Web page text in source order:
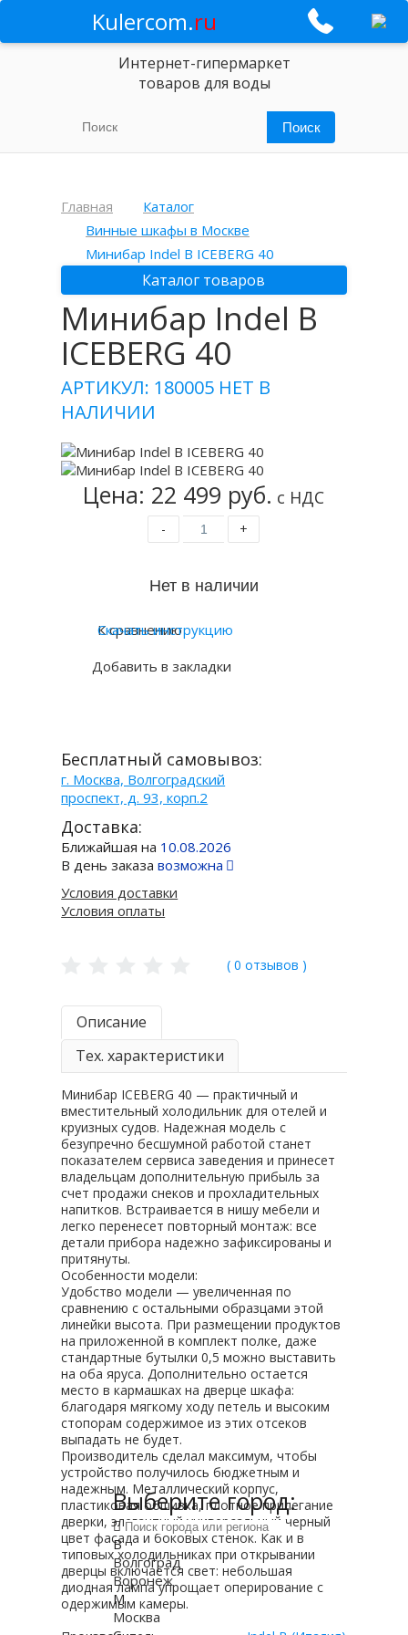
Kulercom.ru
Интернет-гипермаркет
товаров для воды
Главная
Каталог
Винные шкафы в Москве
Минибар Indel В ICEBERG 40
Каталог товаров
Минибар Indel В
ICEBERG 40
АРТИКУЛ: 180005 НЕТ В
НАЛИЧИИ
Цена: 22 499 руб. с НДС
- +
К сравнению
Добавить в закладки
Скачать инструкцию
Бесплатный самовывоз:
г. Москва, Волгоградский
проспект, д. 93, корп.2
Доставка:
Ближайшая на 10.08.2026
В день заказавозможна
Условия доставки
Условия оплаты
( 0 отзывов )
Описание
Тех. характеристики
Минибар ICEBERG 40 — практичный и
вместительный холодильник для отелей и
круизных судов. Надежная модель с
безупречно бесшумной работой станет
показателем сервиса заведения и принесет
владельцам дополнительную прибыль за
счет продажи снеков и прохладительных
напитков. Встраивается в нишу мебели и
легко перенесет повторный монтаж: все
детали прибора надежно зафиксированы и
притянуты.
Особенности модели:
Удобство модели — увеличенная по
сравнению с остальными образцами этой
линейки высота. При размещении продуктов
на приложенной в комплект полке, даже
стандартные бутылки 0,5 можно выставить
на оба яруса. Дополнительно остается
место в кармашках на дверце шкафа:
благодаря мягкому ходу петель и высоким
стопорам содержимое из этих отсеков
выпадать не будет.
Производитель сделал максимум, чтобы
устройство получилось бюджетным и
надежным. Металлический корпус,
пластиковая обшивка, плотное прилегание
дверки, элегантный универсальный черный
цвет фасада и боковых стенок. Как и в
типовых холодильниках при открывании
дверцы включается свет: небольшая
диодная лампа упрощает оперирование с
одержимым камеры.
Выберите город:
В
Волгоград
Воронеж
М
Москва